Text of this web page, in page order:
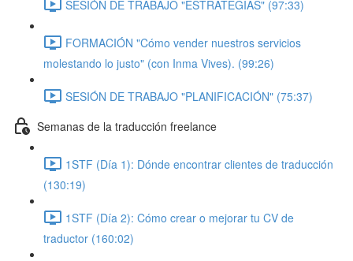
SESIÓN DE TRABAJO "ESTRATEGIAS" (97:33)
FORMACIÓN "Cómo vender nuestros servicios
molestando lo justo" (con Inma Vives). (99:26)
SESIÓN DE TRABAJO "PLANIFICACIÓN" (75:37)
Semanas de la traducción freelance
1STF (Día 1): Dónde encontrar clientes de traducción
(130:19)
1STF (Día 2): Cómo crear o mejorar tu CV de
traductor (160:02)